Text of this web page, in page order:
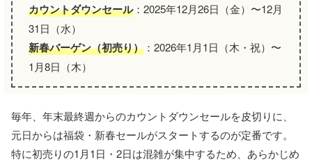
カウントダウンセール：2025年12月26日（金）〜12月
31日（水）
新春バーゲン（初売り）：2026年1月1日（木・祝）〜
1月8日（木）
毎年、年末最終週からのカウントダウンセールを皮切りに、
元日からは福袋・新春セールがスタートするのが定番です。
特に初売りの1月1日・2日は混雑が集中するため、あらかじめ